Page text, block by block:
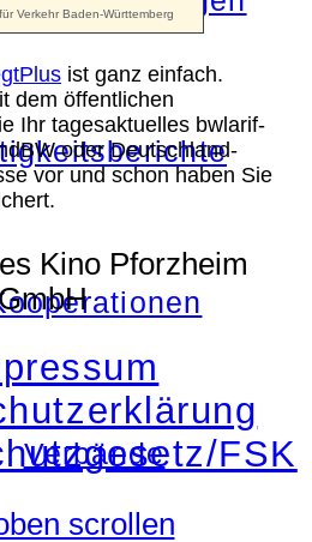
Verbände
ist ganz einfach.
dem öffentlichen
Ihr tagesaktuelles bwlarif-
oder Deutschland-
vor und schon haben Sie
Kino Pforzheim
FSK
scrollen